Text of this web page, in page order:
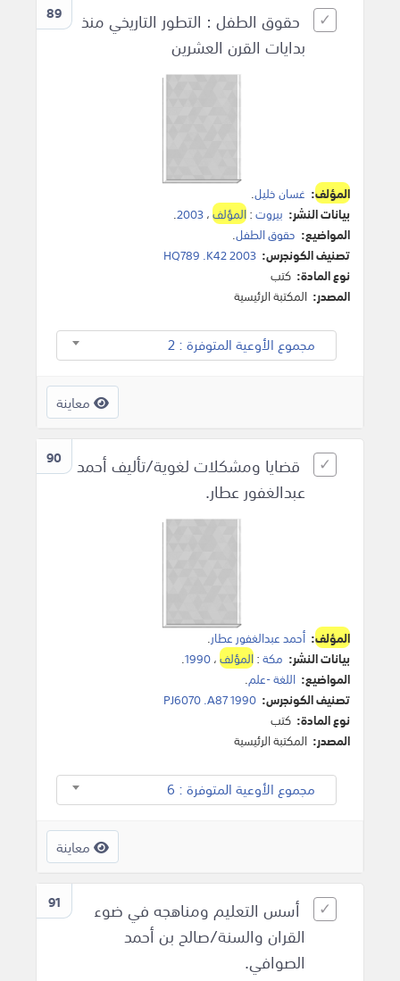
89
حقوق الطفل : التطور التاريخي منذ
بدايات القرن العشرين
المؤلف: غسان خليل.
بيانات النشر: بيروت:المؤلف،2003
.
المواضيع: حقوق الطفل.
تصنيف الكونجرس: HQ789 .K42 2003
نوع المادة: كتب
المصدر: المكتبة الرئيسية
مجموع الأوعية المتوفرة : 2
معاينة
90
قضايا ومشكلات لغوية/تأليف أحمد
عبدالغفور عطار.
المؤلف: أحمد عبدالغفور عطار.
بيانات النشر: مكة:المؤلف،1990
.
المواضيع: اللغة -علم.
تصنيف الكونجرس: PJ6070 .A87 1990
نوع المادة: كتب
المصدر: المكتبة الرئيسية
مجموع الأوعية المتوفرة : 6
معاينة
91
أسس التعليم ومناهجه في ضوء
القران والسنة/صالح بن أحمد
الصوافي.